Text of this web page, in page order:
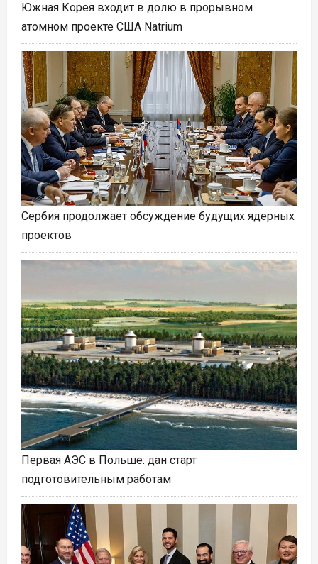
Южная Корея входит в долю в прорывном
атомном проекте США Natrium
Сербия продолжает обсуждение будущих ядерных
проектов
Первая АЭС в Польше: дан старт
подготовительным работам